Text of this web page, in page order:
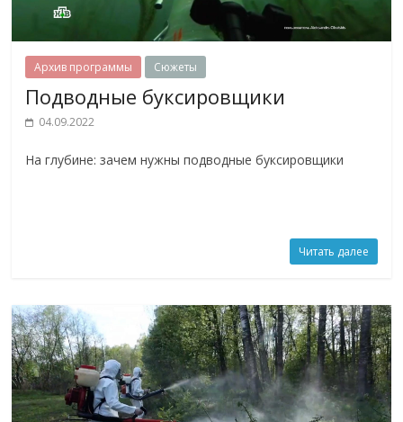
Архив программы Сюжеты
Подводные буксировщики
04.09.2022
На глубине: зачем нужны подводные буксировщики
Читать далее